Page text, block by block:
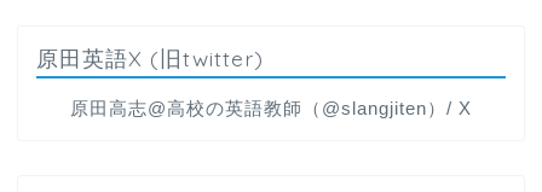
原田英語X (旧twitter)
原田高志@高校の英語教師（@slangjiten）/ X